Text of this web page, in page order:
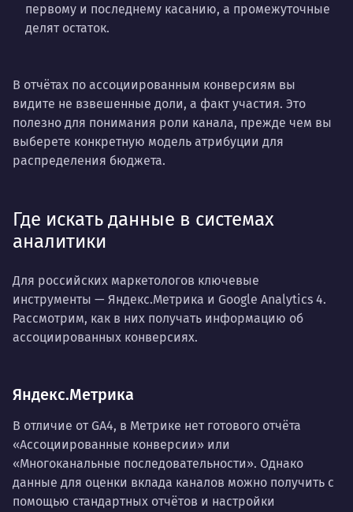
первому и последнему касанию, а промежуточные
делят остаток.
В отчётах по ассоциированным конверсиям вы
видите не взвешенные доли, а факт участия. Это
полезно для понимания роли канала, прежде чем вы
выберете конкретную модель атрибуции для
распределения бюджета.
Где искать данные в системах
аналитики
Для российских маркетологов ключевые
инструменты — Яндекс.Метрика и Google Analytics 4.
Рассмотрим, как в них получать информацию об
ассоциированных конверсиях.
Яндекс.Метрика
В отличие от GA4, в Метрике нет готового отчёта
«Ассоциированные конверсии» или
«Многоканальные последовательности». Однако
данные для оценки вклада каналов можно получить с
помощью стандартных отчётов и настройки